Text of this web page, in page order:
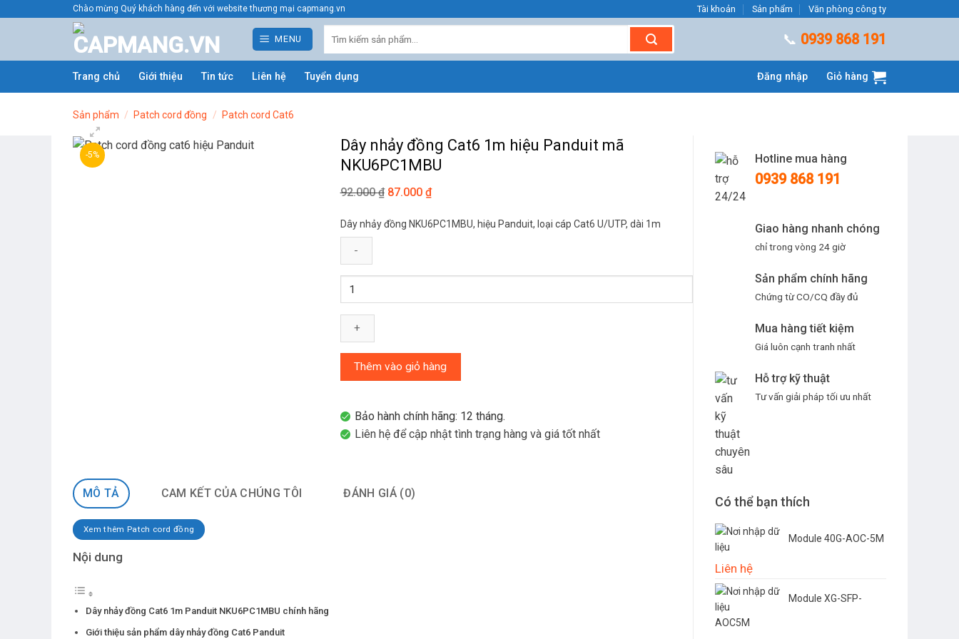
dung
Chào mừng Quý khách hàng đến với website thương mại capmang.vn Tài khoản Sản phẩm Văn phòng công ty
MENU
kiếm:
📞 0939 868 191
Trang chủ Giới thiệu Tin tức Liên hệ Tuyển dụng Đăng nhập Giỏ hàng
Sản phẩm / Patch cord đồng / Patch cord Cat6
Hotline mua hàng
0939 868 191
Giao hàng nhanh chóng
chỉ trong vòng 24 giờ
Sản phẩm chính hãng
Chứng từ CO/CQ đầy đủ
Mua hàng tiết kiệm
Giá luôn cạnh tranh nhất
Hỗ trợ kỹ thuật
Tư vấn giải pháp tối ưu nhất
Có thể bạn thích
Module 40G-AOC-5M
Liên hệ
Module XG-SFP-
AOC5M
-5%
Dây nhảy đồng Cat6 1m hiệu Panduit mã
NKU6PC1MBU
92.000₫ Giá
là:
87.000 ₫Giá
tại
Dây nhảy đồng NKU6PC1MBU, hiệu Panduit, loại cáp Cat6 U/UTP, dài 1m
Dây
nhảy
đồng
Cat6
hiệu
Panduit
NKU6PC1MBU
số
Thêm vào giỏ hàng
Bảo hành chính hãng: 12 tháng.
Liên hệ để cập nhật tình trạng hàng và giá tốt nhất
MÔ TẢ CAM KẾT CỦA CHÚNG TÔI ĐÁNH GIÁ (0)
Xem thêm Patch cord đồng
Nội dung
Dây nhảy đồng Cat6 1m Panduit NKU6PC1MBU chính hãng
Giới thiệu sản phẩm dây nhảy đồng Cat6 Panduit